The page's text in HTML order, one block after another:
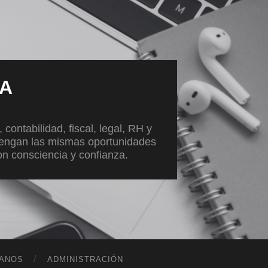
contabilidad, fiscal, legal, RH y
las mismas oportunidades
consciencia y confianza.
ADMINISTRACIÓN